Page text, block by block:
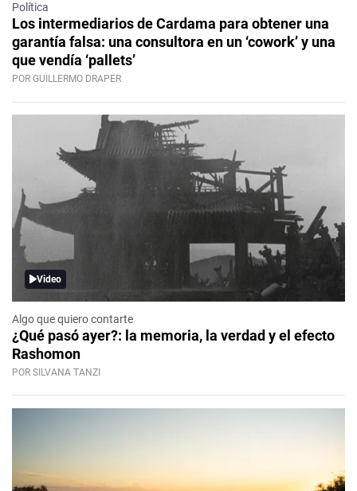
Política
Los intermediarios de Cardama para obtener una
garantía falsa: una consultora en un ‘cowork’ y una
que vendía ‘pallets’
POR GUILLERMO DRAPER
Video
Algo que quiero contarte
¿Qué pasó ayer?: la memoria, la verdad y el efecto
Rashomon
POR SILVANA TANZI